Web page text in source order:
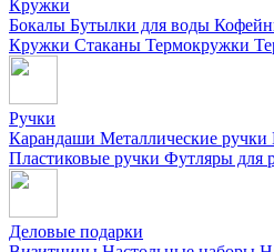
Кружки
Бокалы Бутылки для воды
Кружки Стаканы Термокружки
Ручки
Карандаши Металлические ручки
Пластиковые ручки Футляры для
Деловые подарки